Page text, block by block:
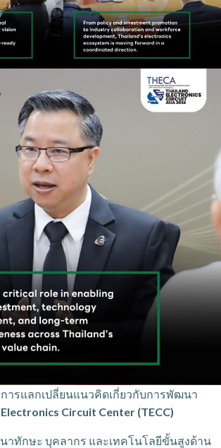
ารแลกเปลี่ยนแนวคิดเกี่ยวกับการพัฒนา
Circuit Center (TECC)
าทักษะ บุคลากร และเทคโนโลยีขั้นสูงด้าน